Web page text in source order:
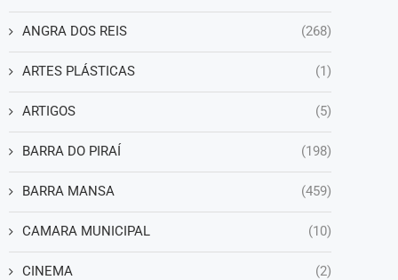
ANGRA DOS REIS (268)
ARTES PLÁSTICAS (1)
ARTIGOS (5)
BARRA DO PIRAÍ (198)
BARRA MANSA (459)
CAMARA MUNICIPAL (10)
CINEMA (2)